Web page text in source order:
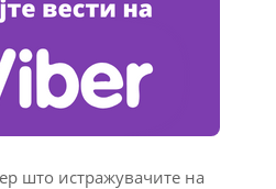
што истражувачите на